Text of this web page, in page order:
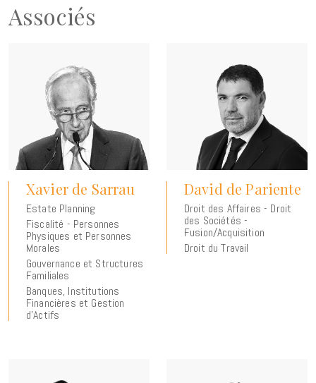
Associés
Xavier de Sarrau
Estate Planning
Fiscalité - Personnes
Physiques et Personnes
Morales
Gouvernance et Structures
Familiales
Banques, Institutions
Financières et Gestion
d'Actifs
David de Pariente
Droit des Affaires - Droit
des Sociétés -
Fusion/Acquisition
Droit du Travail